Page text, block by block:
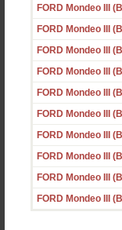
FORD Mondeo III
FORD Mondeo III
FORD Mondeo III
FORD Mondeo III
FORD Mondeo III
FORD Mondeo III
FORD Mondeo III
FORD Mondeo III
FORD Mondeo III
FORD Mondeo III